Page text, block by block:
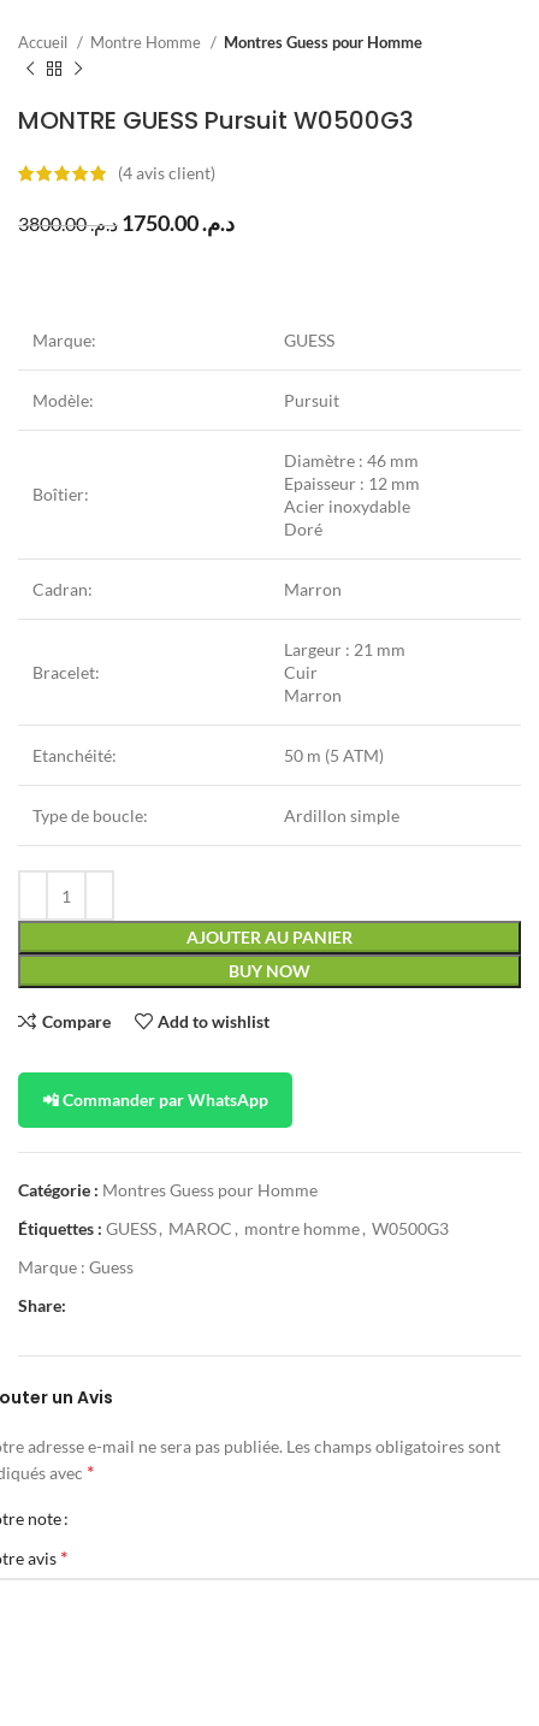
Accueil Montre Homme Montres Guess pour Homme
MONTRE GUESS Pursuit W0500G3
(4avis client)
د.م.3800.00 د.م.
Marque: GUESS
Modèle: Pursuit
Boîtier:
Diamètre : 46 mm
Epaisseur : 12 mm
Acier inoxydable
Doré
Cadran: Marron
Bracelet:
Largeur : 21 mm
Cuir
Marron
Etanchéité: 50 m (5 ATM)
Type de boucle: Ardillon simple
AJOUTER AU PANIER
BUY NOW
Compare Add to wishlist
📲 Commander par WhatsApp
Catégorie : Montres Guess pour Homme
Étiquettes : GUESS, MAROC , montre homme, W0500G3
Marque : Guess
Share:
un Avis
adresse e-mail ne sera pas publiée. Les champs obligatoires sont
avec *
note
avis *